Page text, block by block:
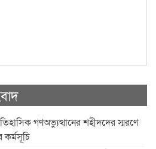
গণঅভ্যুত্থানের শহীদদের স্মরণে
কর্মসূচি